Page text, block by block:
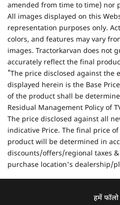
amended from time to time) nor
All images displayed on this
representation purposes only.
colors, and features may vary
images. Tractorkarvan does not
accurately reflect the final
*The price disclosed against the
displayed herein is the Base
of the product shall be
Residual Management Policy of
The price disclosed against all
indicative Price. The final price
product will be determined in
discounts/offers/regional taxes
purchase location's dealership/
हमें